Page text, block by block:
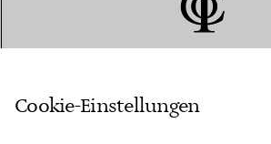
KUNDENSERVICE
Cookie-Einstellungen